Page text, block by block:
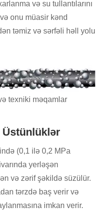
və su tullantılarını
onu müasir kənd
təmiz və sərfəli həll yolu
texniki məqamlar
(0,1 ilə 0,2 MPa
yerləşən
və zərif şəkildə süzülür.
tərzdə baş verir və
imkan verir.